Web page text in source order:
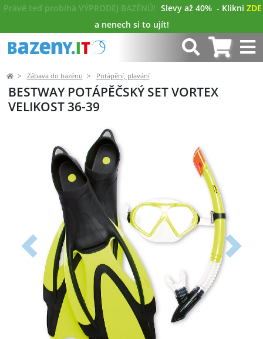
Právě teď probíhá VÝPRODEJ BAZÉNŮ! Slevy až 40% - Klikni ZDE
a nenech si to ujít!
Zábava do bazénu Potápění, plavání
BESTWAY POTÁPĚČSKÝ SET VORTEX
VELIKOST 36-39
Předchozí Další